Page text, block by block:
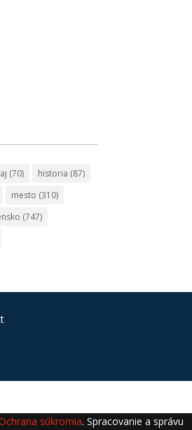
(70) historia (87)
mesto (310)
(747)
súkromia. Spracovanie a správu